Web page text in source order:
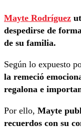
Mayte Rodríguez
despedirse de
de su familia.
Según lo expuesto
la remeció
regalona e
Por ello, Mayte
recuerdos con su